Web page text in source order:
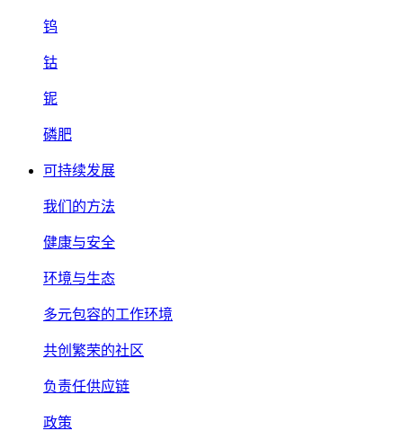
钨
钴
铌
磷肥
可持续发展
我们的方法
健康与安全
环境与生态
多元包容的工作环境
共创繁荣的社区
负责任供应链
政策